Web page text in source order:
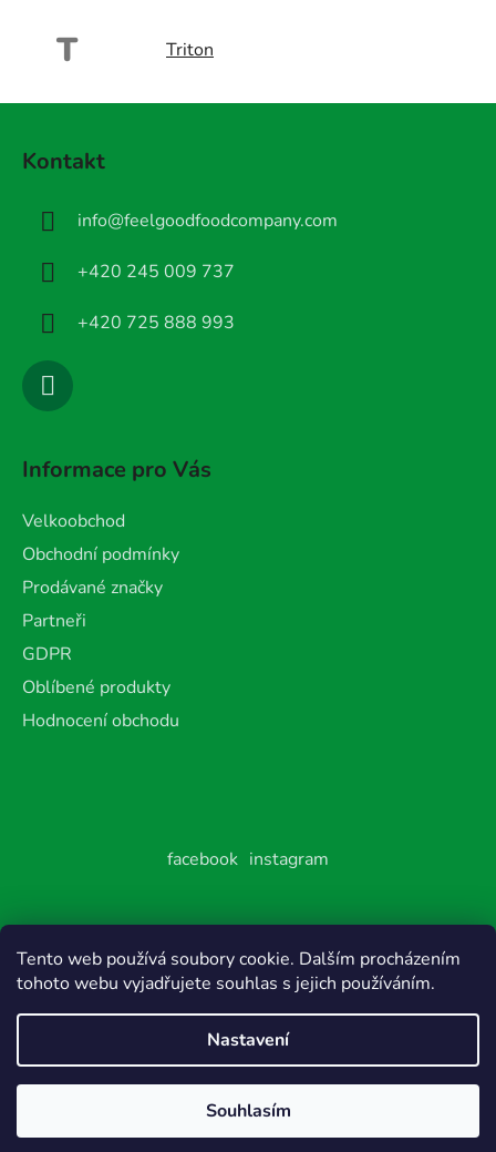
Tento web používá soubory cookie. Dalším procházením
tohoto webu vyjadřujete souhlas s jejich používáním.
Nastavení
Souhlasím
T Triton
Kontakt
info@feelgoodfoodcompany.com
+420 245 009 737
+420 725 888 993
Informace pro Vás
Velkoobchod
Obchodní podmínky
Prodávané značky
Partneři
GDPR
Oblíbené produkty
Hodnocení obchodu
facebook instagram
Vytvořil Shoptet
vyhrazena.